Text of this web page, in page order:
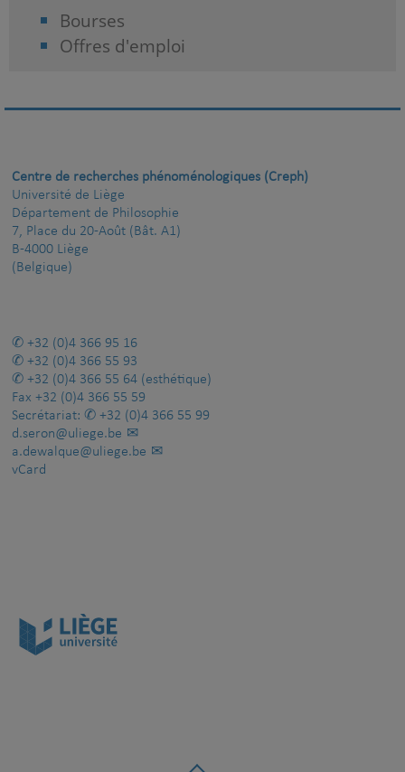
Bourses
Offres d'emploi
Centre de recherches phénoménologiques (Creph)
Université de Liège
Département de Philosophie
7, Place du 20-Août (Bât. A1)
B-4000 Liège
(Belgique)
+32 (0)4 366 95 16
+32 (0)4 366 55 93
+32 (0)4 366 55 64 (esthétique)
Fax +32 (0)4 366 55 59
Secrétariat:
+32 (0)4 366 55 99
d.seron@uliege.be
a.dewalque@uliege.be
vCard